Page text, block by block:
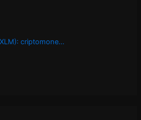
criptomone…